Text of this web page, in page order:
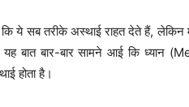
ये सब तरीके अस्थाई राहत देते हैं,
बात बार-बार सामने आई कि ध्यान
होता है।